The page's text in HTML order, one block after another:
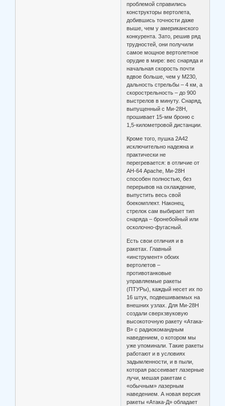
проблемой справились
конструкторы вертолета,
добившись точности даже
выше, чем у американского
конкурента. Зато, решив ряд
трудностей, они получили
самое мощное вертолетное
орудие в мире: вес снаряда и
начальная скорость почти
вдвое больше, чем у М230,
дальность стрельбы – 4 км, а
скорострельность – до 900
выстрелов в минуту. Снаряд,
выпущенный с Ми-28Н,
прошивает 15-мм броню с
1,5-километровой дистанции.
Кроме того, пушка 2А42
исключительно надежна и
практически не
перегревается: в отличие от
АН-64 Apache, Ми-28Н
способен полностью, без
перерывов на охлаждение,
выпустить весь свой
боекомплект. Наконец,
стрелок сам выбирает тип
снаряда – бронебойный или
осколочно-фугасный.
Есть свои отличия и в
ракетах. Главный
«инструмент» обоих
вертолетов –
противотанковые
управляемые ракеты
(ПТУРы), каждый несет их по
16 штук, подвешиваемых на
внешних узлах. Для Ми-28Н
создали сверхзвуковую
высокоточную ракету «Атака-
В» с радиокомандным
наведением, о котором мы
уже упоминали. Такие ракеты
работают и в условиях
задымленности, и в пыли,
которая рассеивает лазерные
лучи, мешая ракетам с
«обычным» лазерным
наведением. А новая версия
ракеты «Атака-Д» обладает